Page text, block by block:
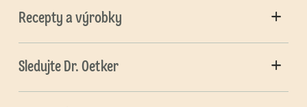
Recepty a výrobky
Sledujte Dr. Oetker